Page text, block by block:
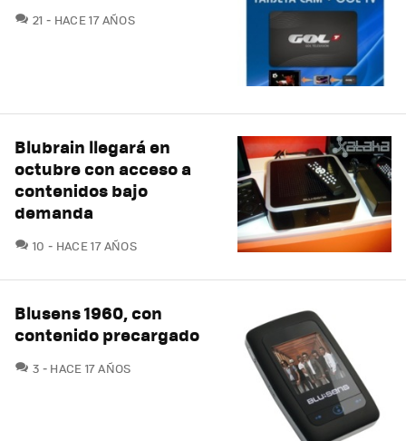
21 COMENTARIOS
HACE 17 AÑOS
Blubrain llegará en
octubre con acceso a
contenidos bajo
demanda
10 COMENTARIOS
HACE 17 AÑOS
Blusens 1960, con
contenido precargado
3 COMENTARIOS
HACE 17 AÑOS